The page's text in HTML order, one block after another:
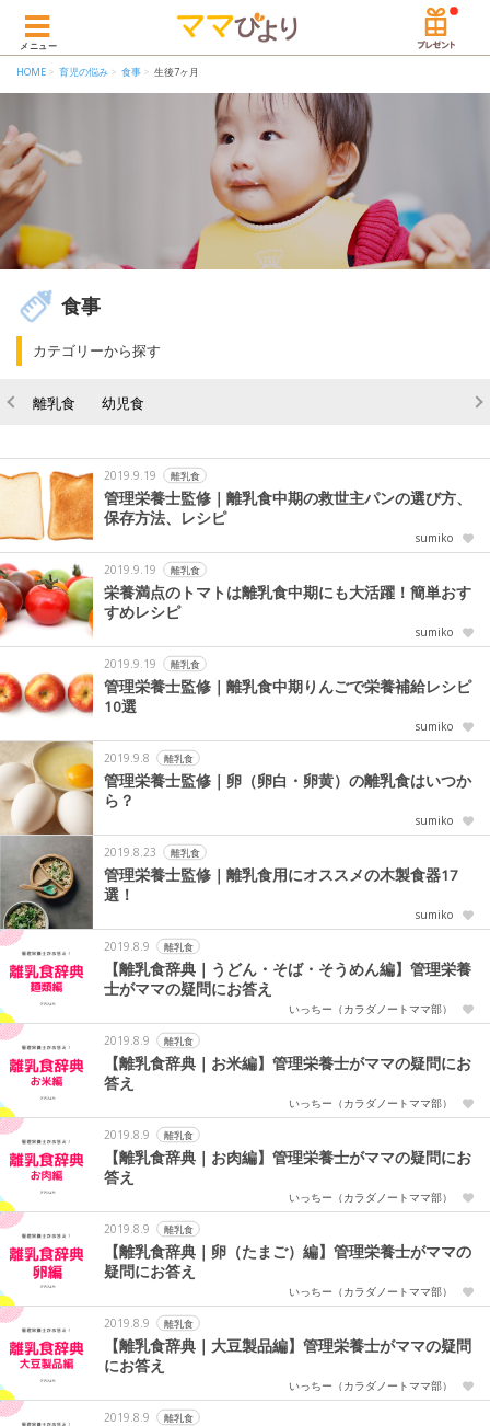
メニュー
HOME 育児の悩み 食事 生後7ヶ月
食事
カテゴリーから探す
離乳食 幼児食
2019.9.19 離乳食
管理栄養士監修｜離乳食中期の救世主パンの選び方、
保存方法、レシピ
sumiko
2019.9.19 離乳食
栄養満点のトマトは離乳食中期にも大活躍！簡単おす
すめレシピ
sumiko
2019.9.19 離乳食
管理栄養士監修｜離乳食中期りんごで栄養補給レシピ
10選
sumiko
2019.9.8 離乳食
管理栄養士監修｜卵（卵白・卵黄）の離乳食はいつか
ら？
sumiko
2019.8.23 離乳食
管理栄養士監修｜離乳食用にオススメの木製食器17
選！
sumiko
2019.8.9 離乳食
【離乳食辞典｜うどん・そば・そうめん編】管理栄養
士がママの疑問にお答え
いっちー（カラダノートママ部）
2019.8.9 離乳食
【離乳食辞典｜お米編】管理栄養士がママの疑問にお
答え
いっちー（カラダノートママ部）
2019.8.9 離乳食
【離乳食辞典｜お肉編】管理栄養士がママの疑問にお
答え
いっちー（カラダノートママ部）
2019.8.9 離乳食
【離乳食辞典｜卵（たまご）編】管理栄養士がママの
疑問にお答え
いっちー（カラダノートママ部）
2019.8.9 離乳食
【離乳食辞典｜大豆製品編】管理栄養士がママの疑問
にお答え
いっちー（カラダノートママ部）
2019.8.9 離乳食